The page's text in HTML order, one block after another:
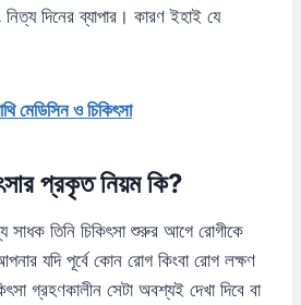
দিনের ব্যাপার। কারণ ইহাই যে
মেডিসিন ও চিকিৎসা
প্রকৃত নিয়ম কি?
তিনি চিকিৎসা শুরুর আগে রোগীকে
যদি পূর্বে কোন রোগ কিংবা রোগ লক্ষণ
গ্রহণকালীন সেটা অবশ্যই দেখা দিবে বা